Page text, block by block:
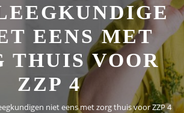
EENS MET
THUIS VOOR
ZZP 4
niet eens met zorg thuis voor ZZP 4